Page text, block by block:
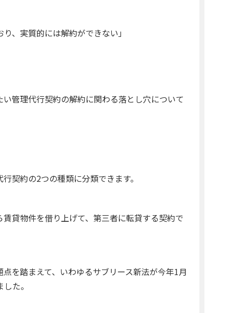
、実質的には解約ができない」
管理代行契約の解約に関わる落とし穴について
契約の2つの種類に分類できます。
貸物件を借り上げて、第三者に転貸する契約で
を踏まえて、いわゆるサブリース新法が今年1月
た。